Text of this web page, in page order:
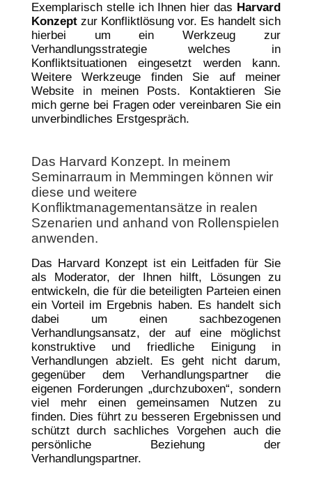
Exemplarisch stelle ich Ihnen hier das Harvard
Konzeptzur Konfliktlösung vor. Es handelt sich
hierbei um ein Werkzeug zur
Verhandlungsstrategie welches in
Konfliktsituationen eingesetzt werden kann.
Weitere Werkzeuge finden Sie auf meiner
Website in meinen Posts. Kontaktieren Sie
mich gerne bei Fragen oder vereinbaren Sie ein
unverbindliches Erstgespräch.
Das Harvard Konzept. In meinem
Seminarraum in Memmingen können wir
diese und weitere
Konfliktmanagementansätze in realen
Szenarien und anhand von Rollenspielen
anwenden.
Das Harvard Konzept ist ein Leitfaden für Sie
als Moderator, der Ihnen hilft, Lösungen zu
entwickeln, die für die beteiligten Parteien einen
ein Vorteil im Ergebnis haben. Es handelt sich
dabei um einen sachbezogenen
Verhandlungsansatz, der auf eine möglichst
konstruktive und friedliche Einigung in
Verhandlungen abzielt. Es geht nicht darum,
gegenüber dem Verhandlungspartner die
eigenen Forderungen „durchzuboxen“, sondern
viel mehr einen gemeinsamen Nutzen zu
finden. Dies führt zu besseren Ergebnissen und
schützt durch sachliches Vorgehen auch die
persönliche Beziehung der
Verhandlungspartner.